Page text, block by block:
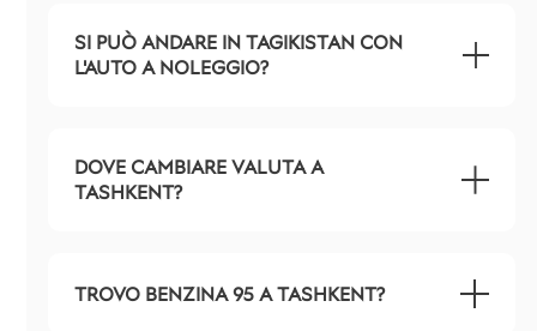
SI PUÒ ANDARE IN TAGIKISTAN CON
L'AUTO A NOLEGGIO?
DOVE CAMBIARE VALUTA A
TASHKENT?
TROVO BENZINA 95 A TASHKENT?